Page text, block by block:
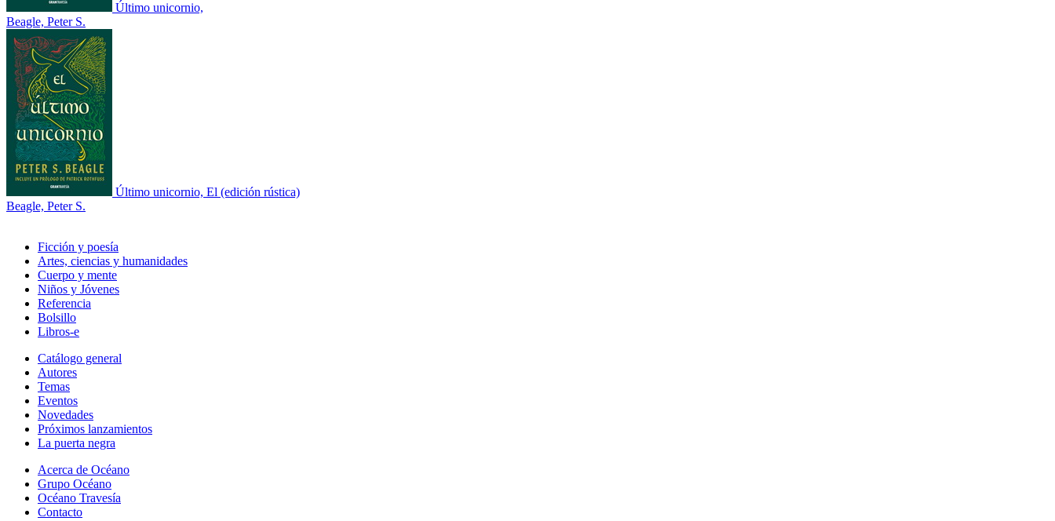
Último unicornio,
Beagle, Peter S.
Último unicornio, El (edición rústica)
Beagle, Peter S.
Ficción y poesía
Artes, ciencias y humanidades
Cuerpo y mente
Niños y Jóvenes
Referencia
Bolsillo
Libros-e
Catálogo general
Autores
Temas
Eventos
Novedades
Próximos lanzamientos
La puerta negra
Acerca de Océano
Grupo Océano
Océano Travesía
Contacto